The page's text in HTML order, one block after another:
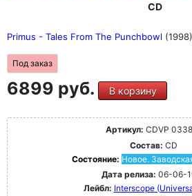
CD
Primus - Tales From The Punchbowl (1998)
Под заказ
6899 руб. В корзину
Артикул: CDVP
Состав: CD
Состояние: Новое.
Дата релиза: 06-06-
Лейбл: Interscope